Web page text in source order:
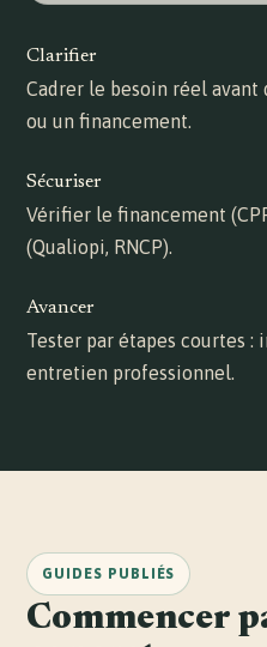
Clarifier
Cadrer le besoin réel
ou un financement.
Sécuriser
Vérifier le financement
(Qualiopi, RNCP).
Avancer
Tester par étapes courtes :
entretien professionnel.
GUIDES PUBLIÉS
Commencer